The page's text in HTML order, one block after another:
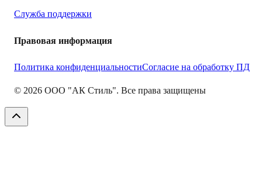
Служба поддержки
Правовая информация
Политика конфиденциальностиСогласие на обработку ПД
© 2026 ООО "АК Стиль". Все права защищены